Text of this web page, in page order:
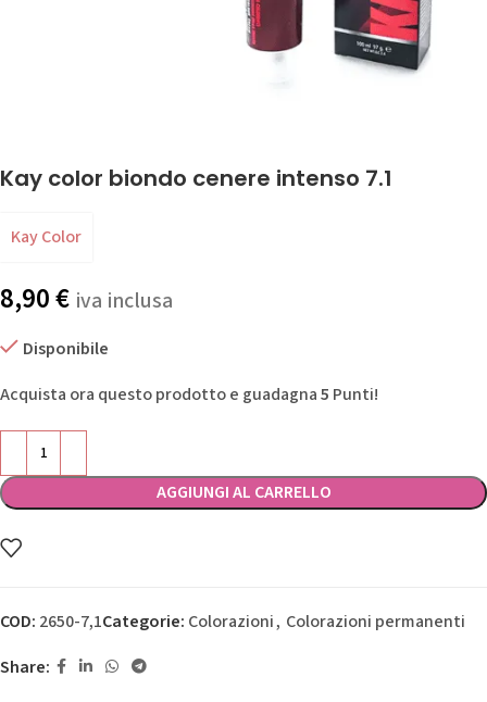
Kay color biondo cenere intenso 7.1
Kay Color
8,90€ iva inclusa
Disponibile
Acquista ora questo prodotto e guadagna5 Punti!
AGGIUNGI AL CARRELLO
COD: 2650-7,1Categorie: Colorazioni, Colorazioni permanenti
Share: